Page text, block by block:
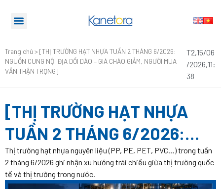
Trang chủ>[THỊ TRƯỜNG HẠT NHỰA TUẦN 2 THÁNG 6/2026:
NGUỒN CUNG NỘI ĐỊA DỒI DÀO – GIÁ CHÀO GIẢM, NGƯỜI MUA
VẪN THẬN TRỌNG]
T2,15/06
/2026,11:
38
[THỊ TRƯỜNG HẠT NHỰA
TUẦN 2 THÁNG 6/2026:
NGUỒN CUNG NỘI ĐỊA DỒI
DÀO – GIÁ CHÀO GIẢM,
Thị trường hạt nhựa nguyên liệu (PP, PE, PET, PVC…) trong tuần
2 tháng 6/2026 ghi nhận xu hướng trái chiều giữa thị trường quốc
tế và thị trường trong nước.